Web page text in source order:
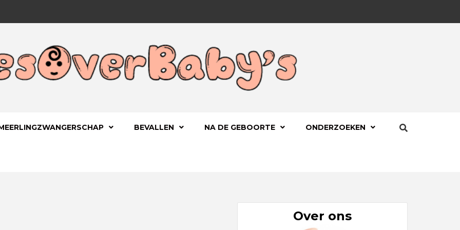
BEVALLEN NA DE GEBOORTE ONDERZOEKEN
Over ons